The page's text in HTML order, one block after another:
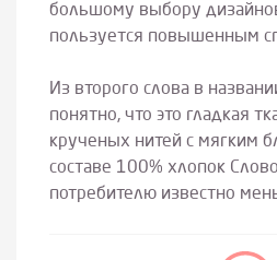
большому выбору
пользуется повышенным
Из второго слова в
понятно, что это гладкая
крученых нитей с мягким
составе 100% хлопок
потребителю известно